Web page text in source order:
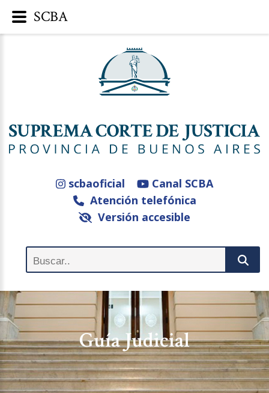
scbaoficial
Canal SCBA
Atención telefónica
Versión accesible
Guía Judicial
SCBA